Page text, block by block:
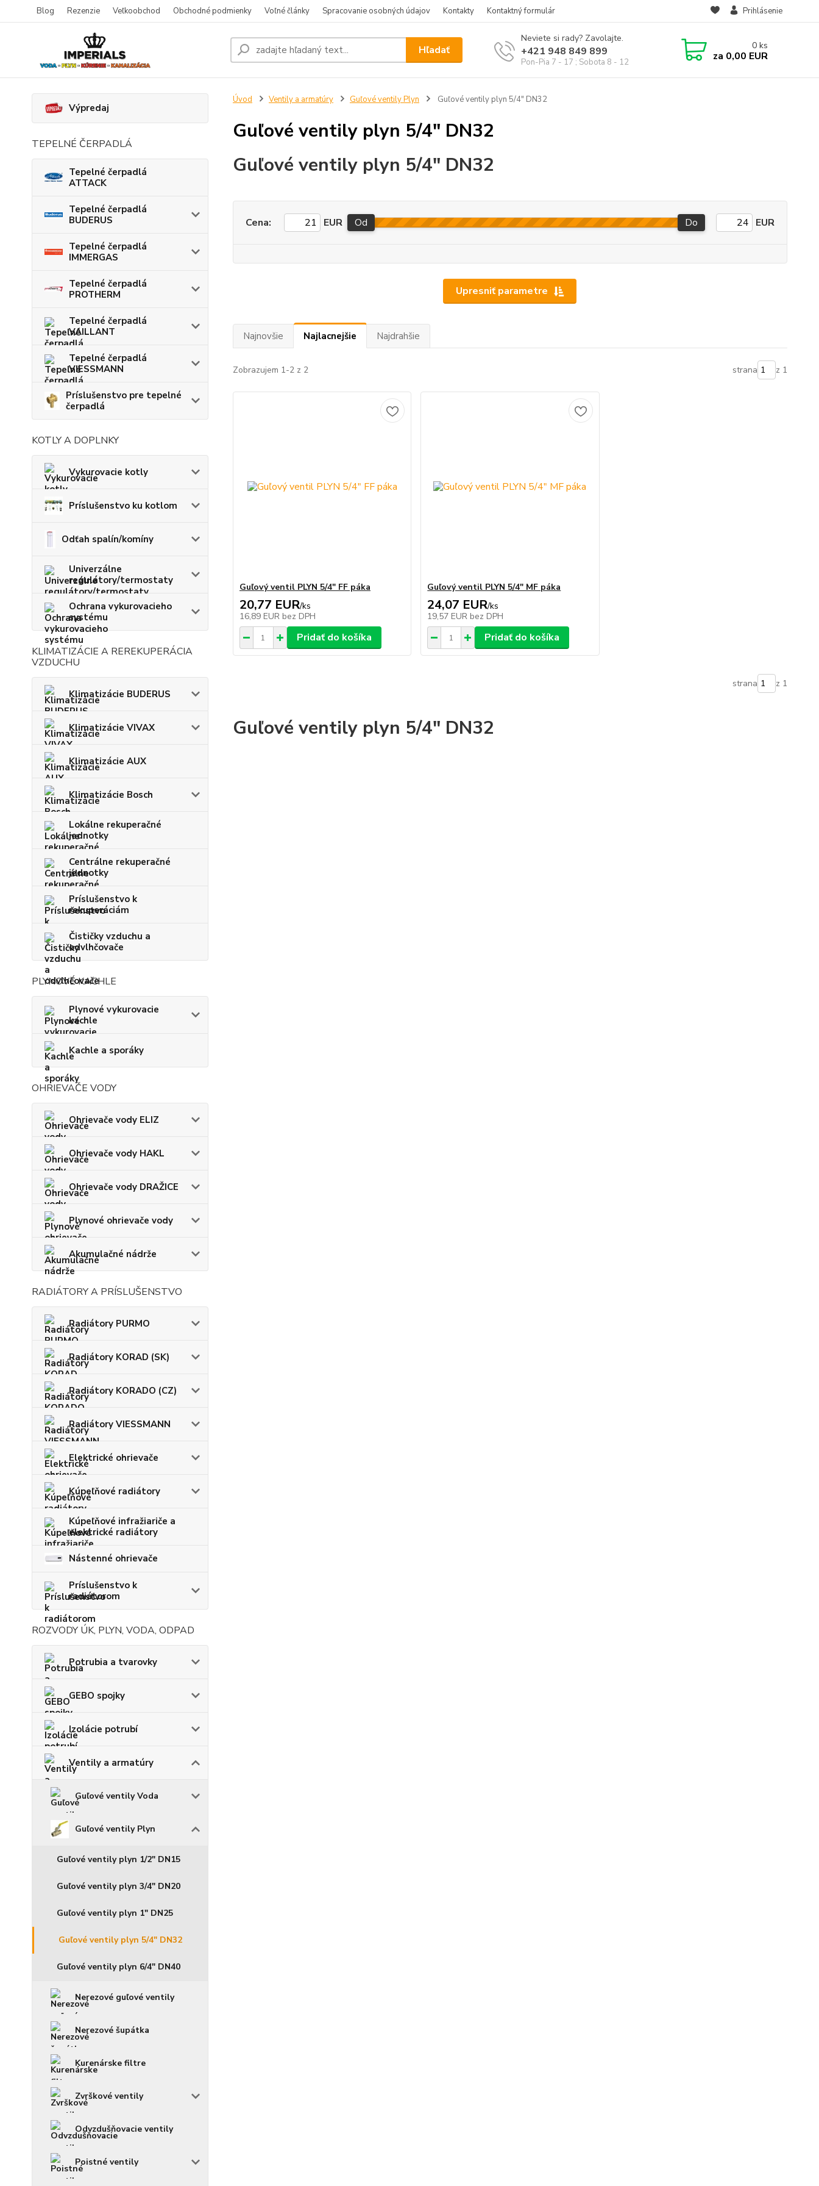
Blog Rezenzie Veľkoobchod Obchodné podmienky Voľné články Spracovanie osobných údajov Kontakty Kontaktný formulár Prihlásenie
Hľadať
Neviete si rady? Zavolajte.
+421 948 849 899
Pon-Pia 7 - 17 ; Sobota 8 - 12
0 ks
za 0,00 EUR
Výpredaj
TEPELNÉ ČERPADLÁ
Tepelné čerpadlá
ATTACK
Tepelné čerpadlá
BUDERUS
Tepelné čerpadlá
IMMERGAS
Tepelné čerpadlá
PROTHERM
Tepelné čerpadlá
VAILLANT
Tepelné čerpadlá
VIESSMANN
Príslušenstvo pre tepelné
čerpadlá
KOTLY A DOPLNKY
Vykurovacie kotly
Príslušenstvo ku kotlom
Odťah spalín/komíny
Univerzálne
regulátory/termostaty
Ochrana vykurovacieho
systému
KLIMATIZÁCIE A REREKUPERÁCIA
VZDUCHU
Klimatizácie BUDERUS
Klimatizácie VIVAX
Klimatizácie AUX
Klimatizácie Bosch
Lokálne rekuperačné
jednotky
Centrálne rekuperačné
jednotky
Príslušenstvo k
rekuperáciám
Čističky vzduchu a
odvlhčovače
PLYNOVÉ KACHLE
Plynové vykurovacie
kachle
Kachle a sporáky
OHRIEVAČE VODY
Ohrievače vody ELIZ
Ohrievače vody HAKL
Ohrievače vody DRAŽICE
Plynové ohrievače vody
Akumulačné nádrže
RADIÁTORY A PRÍSLUŠENSTVO
Radiátory PURMO
Radiátory KORAD (SK)
Radiátory KORADO (CZ)
Radiátory VIESSMANN
Elektrické ohrievače
Kúpeľňové radiátory
Kúpeľňové infražiariče a
elektrické radiátory
Nástenné ohrievače
Príslušenstvo k
radiátorom
ROZVODY ÚK, PLYN, VODA, ODPAD
Potrubia a tvarovky
GEBO spojky
Izolácie potrubí
Ventily a armatúry
Guľové ventily Voda
Guľové ventily Plyn
Guľové ventily plyn 1/2" DN15
Guľové ventily plyn 3/4" DN20
Guľové ventily plyn 1" DN25
Guľové ventily plyn 5/4" DN32
Guľové ventily plyn 6/4" DN40
Nerezové guľové ventily
Nerezové šupátka
Kurenárske filtre
Zvrškové ventily
Odvzdušňovacie ventily
Poistné ventily
Úvod Ventily a armatúry Guľové ventily Plyn Guľové ventily plyn 5/4" DN32
Guľové ventily plyn 5/4" DN32
Guľové ventily plyn 5/4" DN32
Upresniť parametre
Cena: EUR Od Do EUR
Najnovšie Najlacnejšie Najdrahšie
Zobrazujem 1-2 z 2 strana z 1
Guľový ventil PLYN 5/4" FF páka
20,77 EUR/ks
16,89 EUR bez DPH
Pridať do košíka
Guľový ventil PLYN 5/4" MF páka
24,07 EUR/ks
19,57 EUR bez DPH
Pridať do košíka
strana z 1
Guľové ventily plyn 5/4" DN32